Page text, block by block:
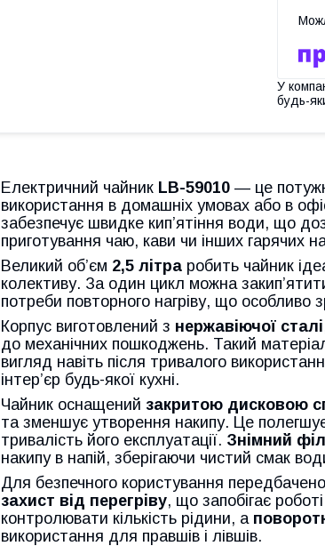
У
будь-
Електричний чайник LB-59010 — це
використання в домашніх умовах або в
забезпечує швидке кип’ятіння води, що
приготування чаю, кави чи інших гарячих
Великий об’єм 2,5 літра робить чайник
колективу. За один цикл можна
потреби повторного нагріву, що особливо
Корпус виготовлений з нержавіючої сталі
до механічних пошкоджень. Такий
вигляд навіть після тривалого
інтер’єр будь-якої кухні.
Чайник оснащений закритою дисковою
та зменшує утворення накипу. Це
тривалість його експлуатації. Знімний
накипу в напій, зберігаючи чистий смак
Для безпечного користування передбачено
захист від перегріву, що запобігає
контролювати кількість рідини, а
використання для правшів і лівшів.